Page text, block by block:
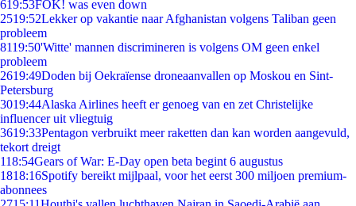
619:53FOK! was even down
2519:52Lekker op vakantie naar Afghanistan volgens Taliban geen
probleem
8119:50'Witte' mannen discrimineren is volgens OM geen enkel
probleem
2619:49Doden bij Oekraïense droneaanvallen op Moskou en Sint-
Petersburg
3019:44Alaska Airlines heeft er genoeg van en zet Christelijke
influencer uit vliegtuig
3619:33Pentagon verbruikt meer raketten dan kan worden aangevuld,
tekort dreigt
118:54Gears of War: E-Day open beta begint 6 augustus
1818:16Spotify bereikt mijlpaal, voor het eerst 300 miljoen premium-
abonnees